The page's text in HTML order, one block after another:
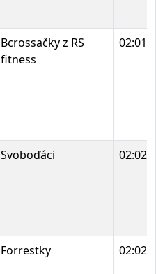
Bcrossačky z RS
fitness
Svoboďáci
Forrestky